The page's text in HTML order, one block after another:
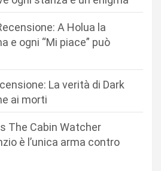
A Holua la
e ogni “Mi piace” può
La verità di Dark
ai morti
The Cabin Watcher
è l’unica arma contro